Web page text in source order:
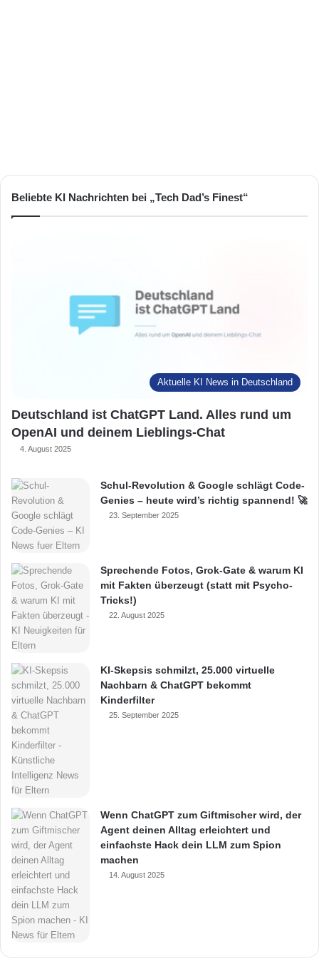
Beliebte KI Nachrichten bei „Tech Dad’s Finest“
Aktuelle KI News in Deutschland
Deutschland ist ChatGPT Land. Alles rund um
OpenAI und deinem Lieblings-Chat
4. August 2025
Schul-Revolution & Google schlägt Code-
Genies – heute wird’s richtig spannend! 🚀
23. September 2025
Sprechende Fotos, Grok-Gate & warum KI
mit Fakten überzeugt (statt mit Psycho-
Tricks!)
22. August 2025
KI-Skepsis schmilzt, 25.000 virtuelle
Nachbarn & ChatGPT bekommt
Kinderfilter
25. September 2025
Wenn ChatGPT zum Giftmischer wird, der
Agent deinen Alltag erleichtert und
einfachste Hack dein LLM zum Spion
machen
14. August 2025